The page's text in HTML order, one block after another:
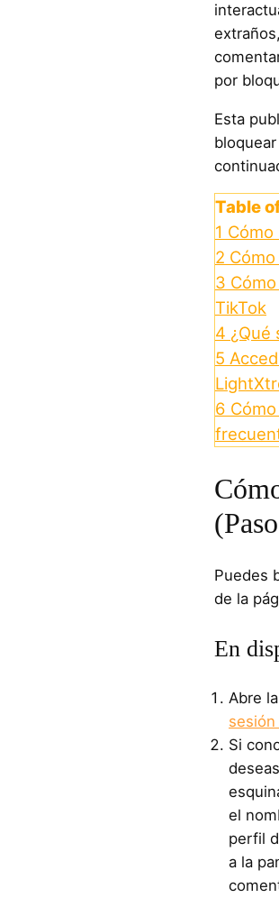
por
Esta
Table
1 Cómo
2
3
TikTok
4 ¿Qué
5
6
Puedes
de la
En
Abre
sesión
Si
el
perfil
a la